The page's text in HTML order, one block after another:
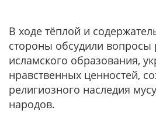
В ходе тёплой и
стороны обсудили вопросы
исламского образования,
нравственных ценностей,
религиозного наследия
народов.